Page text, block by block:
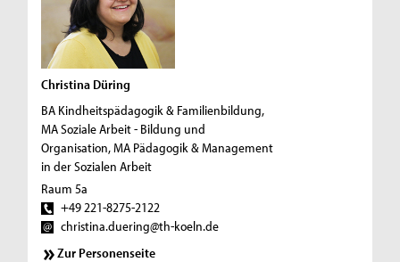
Christina Düring
BA Kindheitspädagogik & Familienbildung,
MA Soziale Arbeit - Bildung und
Organisation, MA Pädagogik & Management
in der Sozialen Arbeit
Raum 5a
+49 221-8275-2122
christina.duering@th-koeln.de
Zur Personenseite